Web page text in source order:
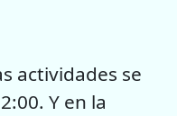
actividades se
Y en la